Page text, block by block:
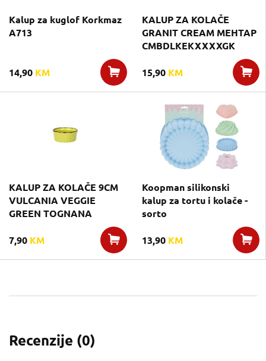
Kalup za kuglof Korkmaz
A713
14,90 KM
KALUP ZA KOLAČE
GRANIT CREAM MEHTAP
CMBDLKEKXXXXGK
15,90 KM
KALUP ZA KOLAČE 9CM
VULCANIA VEGGIE
GREEN TOGNANA
7,90 KM
Koopman silikonski
kalup za tortu i kolače -
sorto
13,90 KM
Recenzije (0)